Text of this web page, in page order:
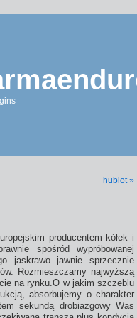
hublot »
producentem kółek i
spośród wypróbowanej
jaskrawo jawnie sprzecznie
Rozmieszczamy najwyższą
na rynku.O w jakim szczeblu
absorbujemy o charakter
sekundą drobiazgowy Was